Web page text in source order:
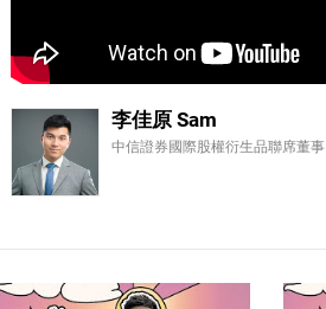
李佳原 Sam
中信證券國際股權衍生品聯席董事